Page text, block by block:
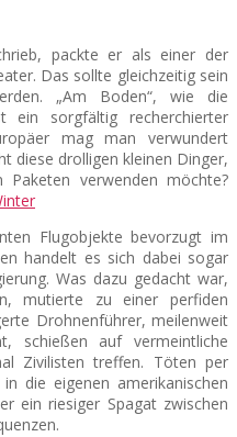
packte er als einer der
Das sollte gleichzeitig sein
„Am Boden“, wie die
ein sorgfältig recherchierter
mag man verwundert
diese drolligen kleinen Dinger,
verwenden möchte?
Flugobjekte bevorzugt im
handelt es sich dabei sogar
Was dazu gedacht war,
mutierte zu einer perfiden
Drohnenführer, meilenweit
schießen auf vermeintliche
Zivilisten treffen. Töten per
die eigenen amerikanischen
ein riesiger Spagat zwischen